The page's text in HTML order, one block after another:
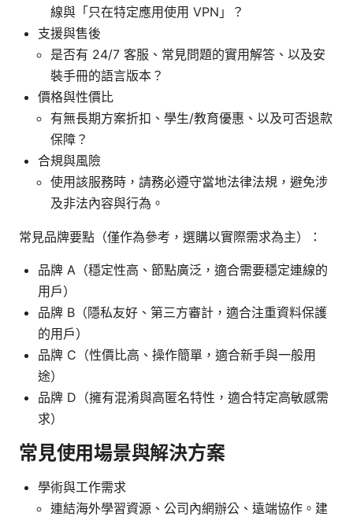
線與「只在特定應用使用 VPN」？
支援與售後
是否有 24/7 客服、常見問題的實用解答、以及安
裝手冊的語言版本？
價格與性價比
有無長期方案折扣、學生/教育優惠、以及可否退款
保障？
合規與風險
使用該服務時，請務必遵守當地法律法規，避免涉
及非法內容與行為。
常見品牌要點（僅作為參考，選購以實際需求為主）：
品牌 A（穩定性高、節點廣泛，適合需要穩定連線的
用戶）
品牌 B（隱私友好、第三方審計，適合注重資料保護
的用戶）
品牌 C（性價比高、操作簡單，適合新手與一般用
途）
品牌 D（擁有混淆與高匿名特性，適合特定高敏感需
求）
常見使用場景與解決方案
學術與工作需求
連結海外學習資源、公司內網辦公、遠端協作。建